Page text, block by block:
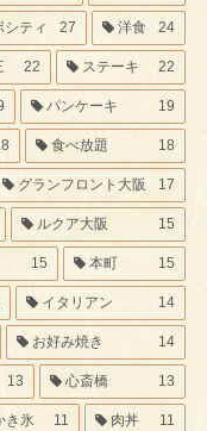
シティ 27 洋食 24
22 ステーキ 22
パンケーキ 19
食べ放題 18
グランフロント大阪 17
ルクア大阪 15
15 本町 15
イタリアン 14
お好み焼き 14
13 心斎橋 13
き氷 11 肉丼 11